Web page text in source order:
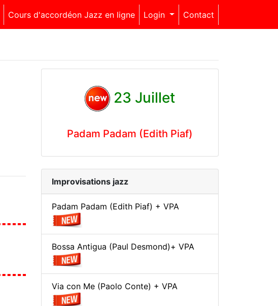
Cours d'accordéon Jazz en ligne Login Contact
23 Juillet
Padam Padam (Edith Piaf)
Improvisations jazz
Padam Padam (Edith Piaf) + VPA
Bossa Antigua (Paul Desmond)+ VPA
Via con Me (Paolo Conte) + VPA